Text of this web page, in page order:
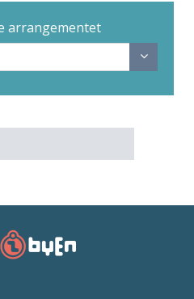
arrangementet